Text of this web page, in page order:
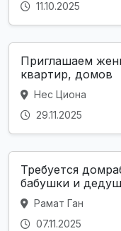
11.10.2025
Приглашаем
квартир, домов
Нес Циона
29.11.2025
Требуется
бабушки и
Рамат Ган
07.11.2025